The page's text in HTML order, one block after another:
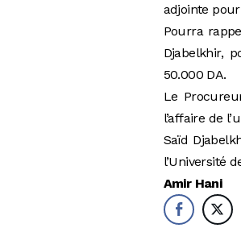
adjointe
Pourra
Djabelkhir,
50.000 DA.
Le
l’affaire de
Saïd
l’Université
Amir Hani